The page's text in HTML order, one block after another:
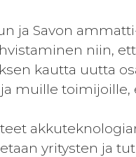
ja Savon
niin,
kautta uutta
muille
yritysten ja